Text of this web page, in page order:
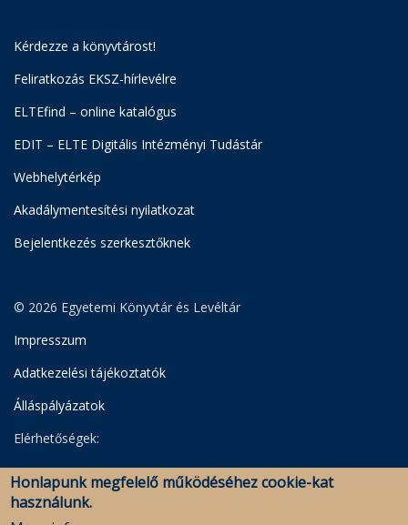
Kérdezze a könyvtárost!
Feliratkozás EKSZ-hírlevélre
ELTEfind – online katalógus
EDIT – ELTE Digitális Intézményi Tudástár
Webhelytérkép
Akadálymentesítési nyilatkozat
Bejelentkezés szerkesztőknek
© 2026 Egyetemi Könyvtár és Levéltár
Impresszum
Adatkezelési tájékoztatók
Álláspályázatok
Elérhetőségek:
Egyetemi Könyvtár
Levéltár
Savaria Könyvtár és Levéltár (Szombathely)
Honlapunk megfelelő működéséhez cookie-kat
használunk.